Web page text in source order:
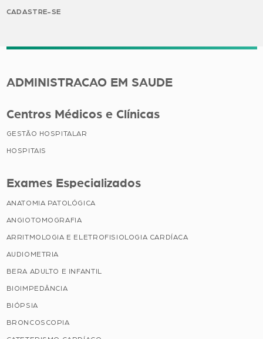
CADASTRE-SE
ADMINISTRACAO EM SAUDE
Centros Médicos e Clínicas
GESTÃO HOSPITALAR
HOSPITAIS
Exames Especializados
ANATOMIA PATOLÓGICA
ANGIOTOMOGRAFIA
ARRITMOLOGIA E ELETROFISIOLOGIA CARDÍACA
AUDIOMETRIA
BERA ADULTO E INFANTIL
BIOIMPEDÂNCIA
BIÓPSIA
BRONCOSCOPIA